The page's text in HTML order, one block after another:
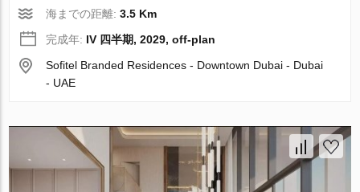
海までの距離:3.5 Km
完成年: IV 四半期, 2029, off-plan
Sofitel Branded Residences - Downtown Dubai - Dubai
- UAE